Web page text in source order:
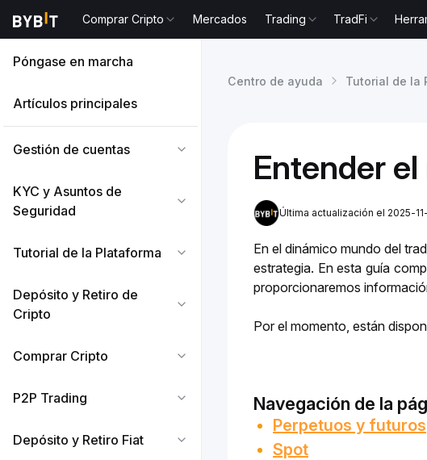
Comprar Cripto Mercados Trading TradFi
Póngase en marcha
Artículos principales
Gestión de cuentas
KYC y Asuntos de
Seguridad
Tutorial de la Plataforma
Depósito y Retiro de
Cripto
Comprar Cripto
P2P Trading
Depósito y Retiro Fiat
Centro de ayuda Tutorial de la
Entender
Última actualización el 2025-
En el dinámico mundo del
estrategia. En esta guía
proporcionaremos
Por el momento, están
Navegación de la
Perpetuos y futuros
Spot